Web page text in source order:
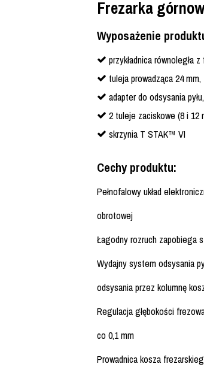
Frezarka
Wyposażenie
przykładnica równoległa
tuleja prowadząca 24 mm,
adapter do odsysania pyłu,
2 tuleje zaciskowe (8 i 12
skrzynia T STAK™ VI
Cechy produktu:
Pełnofalowy układ
obrotowej
Łagodny rozruch zapobiega
Wydajny system odsysania
odsysania przez kolumnę
Regulacja głębokości
co 0,1 mm
Prowadnica kosza